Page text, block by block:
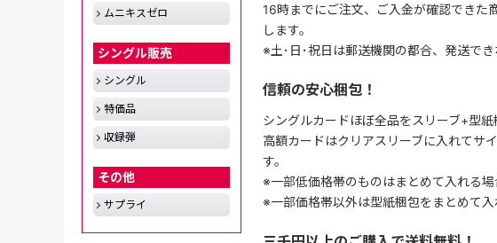
16時までにご注文、ご入金が確認できた
します。
※土･日･祝日は郵送機関の都合、発送でき
信頼の安心梱包！
シングルカードほぼ全品をスリーブ+型紙
高額カードはクリアスリーブに入れてサ
す。
※一部低価格帯のものはまとめて入れる場
※一部価格帯以外は型紙梱包をまとめて入
ムニキスゼロ
シングル販売
シングル
特価品
収録弾
その他
サプライ